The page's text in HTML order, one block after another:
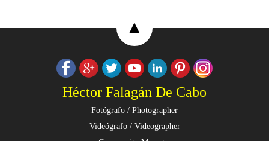
▲
Héctor Falagán De Cabo
Fotógrafo / Photographer
Videógrafo / Videographer